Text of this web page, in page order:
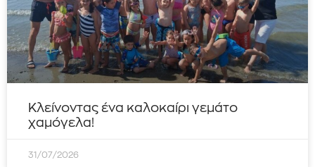
Κλείνοντας ένα καλοκαίρι γεμάτο
χαμόγελα!
31/07/2026